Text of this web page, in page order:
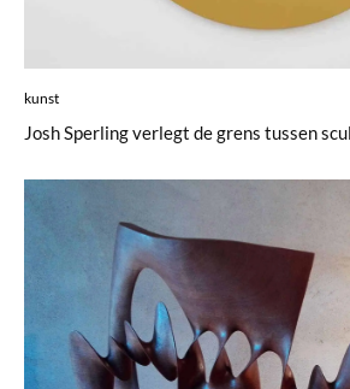
kunst
Josh Sperling verlegt de grens tussen